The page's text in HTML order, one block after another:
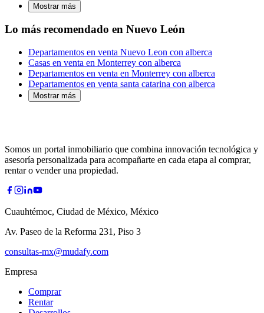
Mostrar más
Lo más recomendado en Nuevo León
Departamentos en venta Nuevo Leon con alberca
Casas en venta en Monterrey con alberca
Departamentos en venta en Monterrey con alberca
Departamentos en venta santa catarina con alberca
Mostrar más
Somos un portal inmobiliario que combina innovación tecnológica y
asesoría personalizada para acompañarte en cada etapa al comprar,
rentar o vender una propiedad.
Cuauhtémoc, Ciudad de México, México
Av. Paseo de la Reforma 231, Piso 3
consultas-mx@mudafy.com
Empresa
Comprar
Rentar